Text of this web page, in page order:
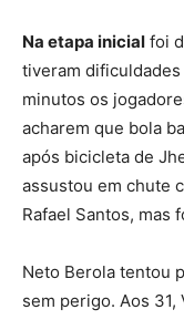
Na etapa inicial foi
tiveram dificuldades
minutos os
acharem que bola
após bicicleta de
assustou em chute
Rafael Santos, mas
Neto Berola tentou
sem perigo. Aos 31,